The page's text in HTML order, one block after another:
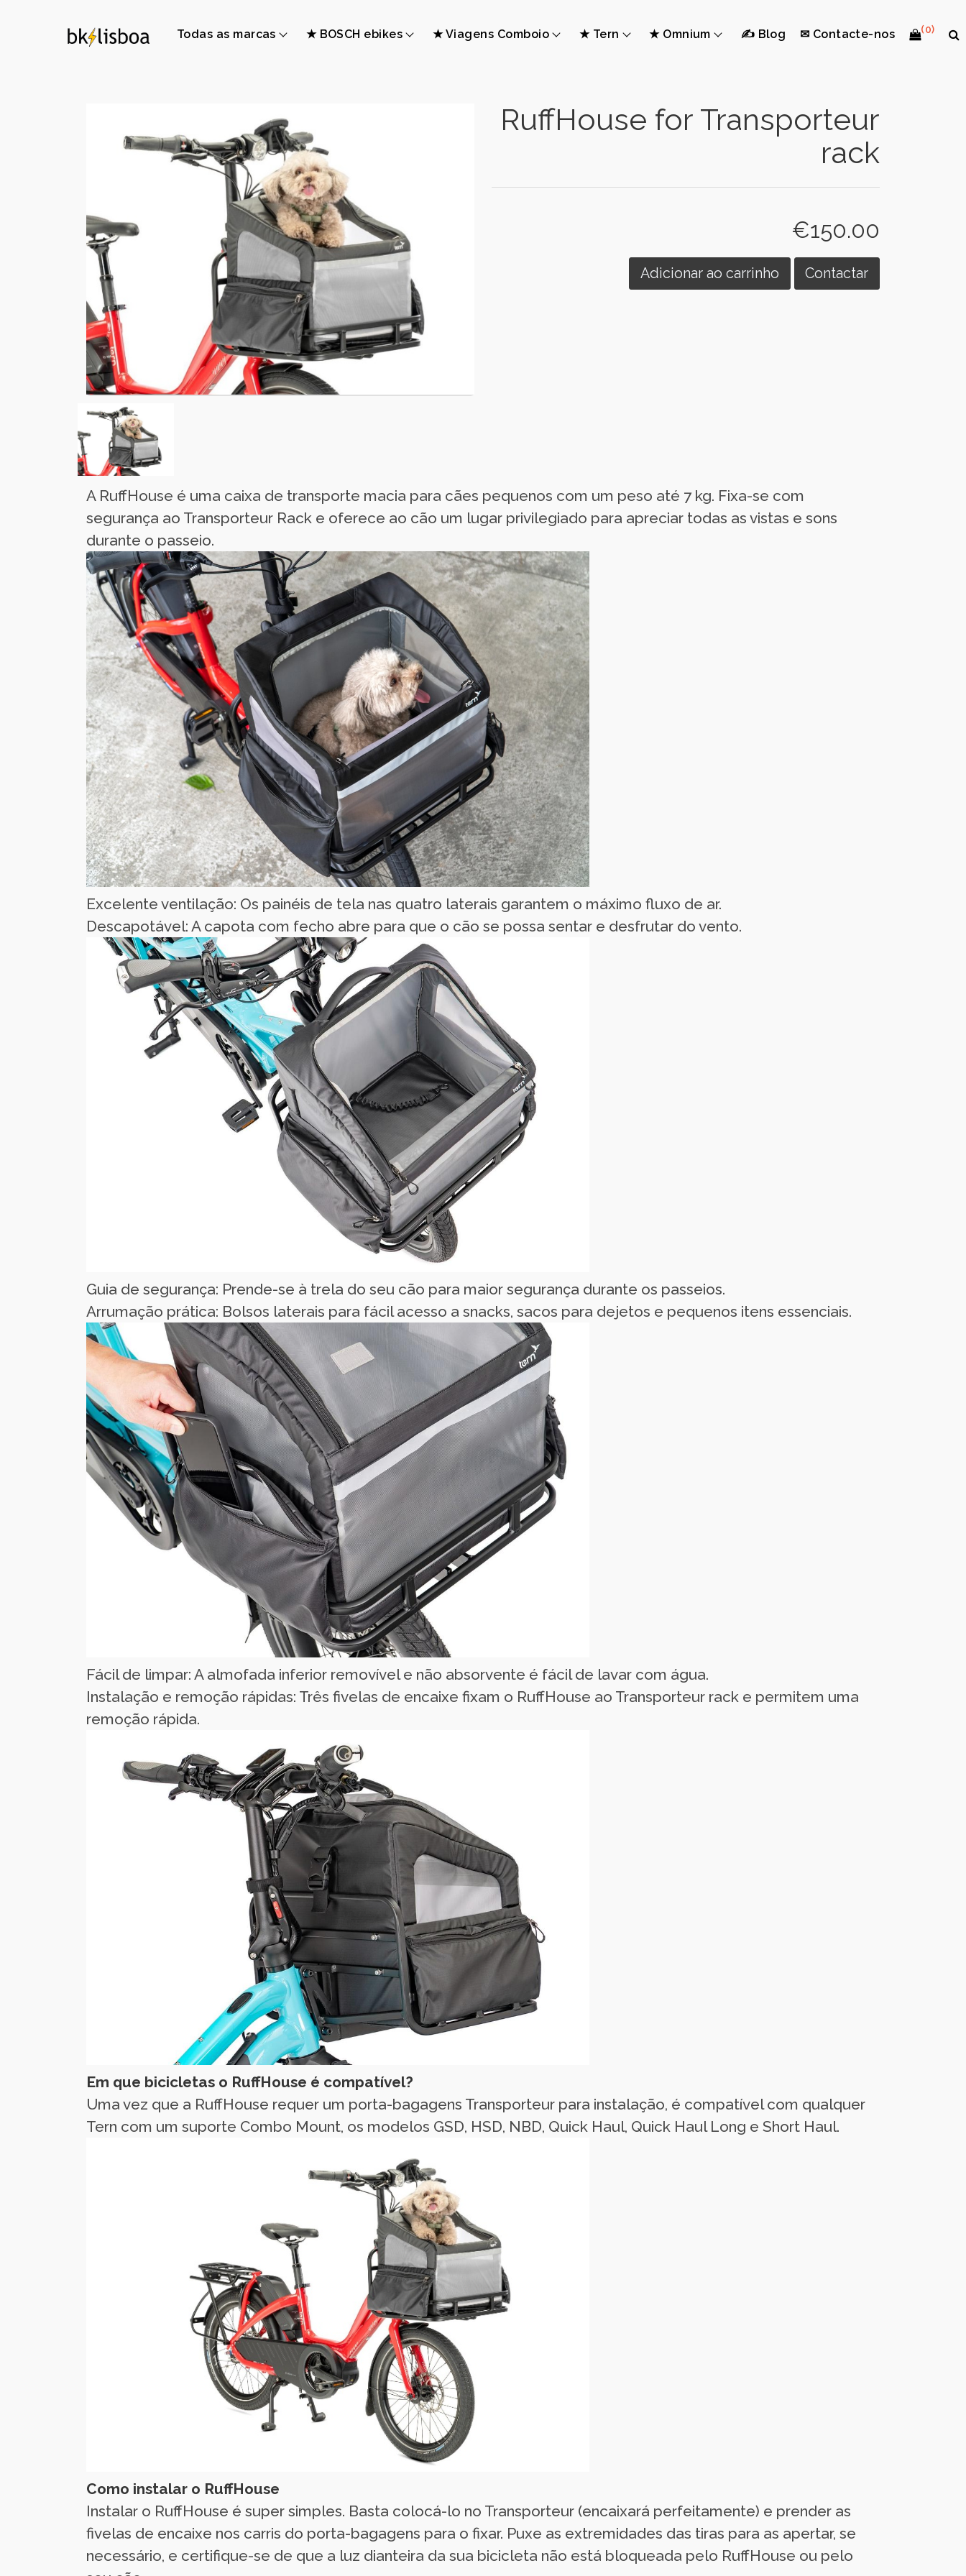
Todas as marcas ★ BOSCH ebikes ★ Viagens Comboio ★ Tern ★ Omnium ✍ Blog ✉ Contacte-nos (0)
RuffHouse for Transporteur
rack
€150.00
Adicionar ao carrinho Contactar
A RuffHouse é uma caixa de transporte macia para cães pequenos com um peso até 7 kg. Fixa-se com
segurança ao Transporteur Rack e oferece ao cão um lugar privilegiado para apreciar todas as vistas e sons
durante o passeio.
Excelente ventilação: Os painéis de tela nas quatro laterais garantem o máximo fluxo de ar.
Descapotável: A capota com fecho abre para que o cão se possa sentar e desfrutar do vento.
Guia de segurança: Prende-se à trela do seu cão para maior segurança durante os passeios.
Arrumação prática: Bolsos laterais para fácil acesso a snacks, sacos para dejetos e pequenos itens essenciais.
Fácil de limpar: A almofada inferior removível e não absorvente é fácil de lavar com água.
Instalação e remoção rápidas: Três fivelas de encaixe fixam o RuffHouse ao Transporteur rack e permitem uma
remoção rápida.
Em que bicicletas o RuffHouse é compatível?
Uma vez que a RuffHouse requer um porta-bagagens Transporteur para instalação, é compatível com qualquer
Tern com um suporte Combo Mount, os modelos GSD, HSD, NBD, Quick Haul, Quick Haul Long e Short Haul.
Como instalar o RuffHouse
Instalar o RuffHouse é super simples. Basta colocá-lo no Transporteur (encaixará perfeitamente) e prender as
fivelas de encaixe nos carris do porta-bagagens para o fixar. Puxe as extremidades das tiras para as apertar, se
necessário, e certifique-se de que a luz dianteira da sua bicicleta não está bloqueada pelo RuffHouse ou pelo